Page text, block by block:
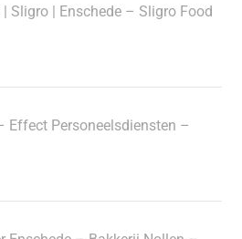
Sligro | Enschede – Sligro Food
Effect Personeelsdiensten –